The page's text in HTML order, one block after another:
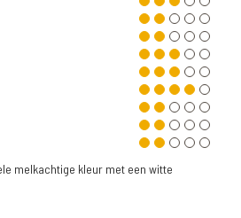
melkachtige kleur met een witte